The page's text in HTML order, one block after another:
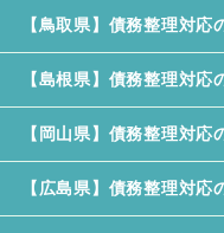
【鳥取県】債務整理対
【島根県】債務整理対
【岡山県】債務整理対
【広島県】債務整理対